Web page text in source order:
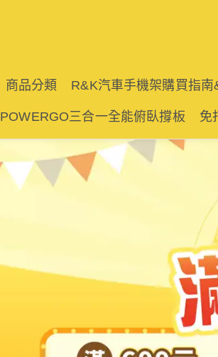
商品分類 R&K汽車手機架購買指南
POWERGO三合一全能俯臥撐板 免